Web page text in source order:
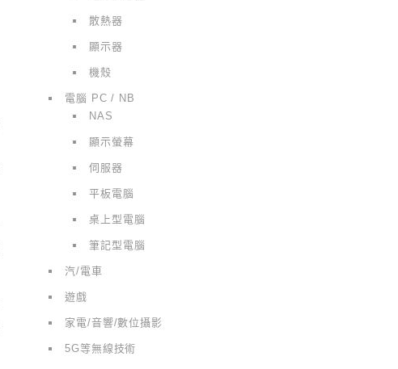
散熱器
顯示器
機殼
電腦 PC / NB
NAS
顯示螢幕
伺服器
平板電腦
桌上型電腦
筆記型電腦
汽/電車
遊戲
家電/音響/數位攝影
5G等無線技術